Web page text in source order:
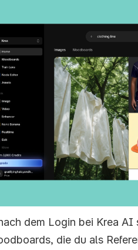
dem Login bei Krea
die du als